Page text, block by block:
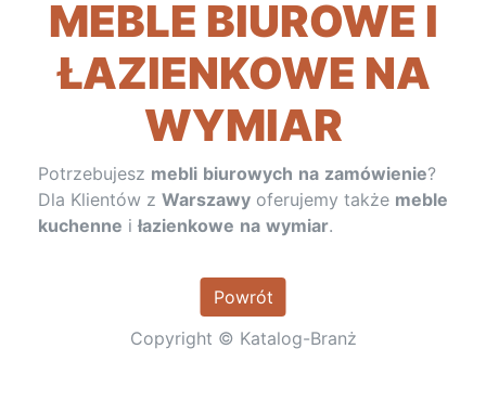
MEBLE BIUROWE I
ŁAZIENKOWE NA
WYMIAR
Potrzebujesz mebli biurowych na zamówienie?
Dla Klientów z Warszawy oferujemy także meble
kuchenne i łazienkowe na wymiar.
Powrót
Copyright © Katalog-Branż